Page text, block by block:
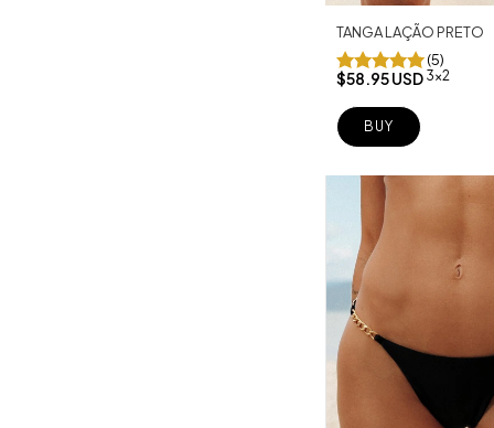
TANGA LAÇÃO PRETO
(5)
$58.95 USD 3x2
BUY